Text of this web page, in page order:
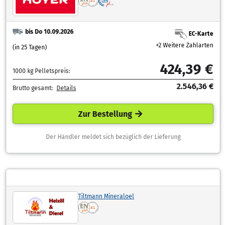
bis Do 10.09.2026
(in 25 Tagen)
EC-Karte
+2 Weitere Zahlarten
1000 kg Pelletspreis: 424,39 €
Brutto gesamt: Details 2.546,36 €
Zur Bestellung
Der Händler meldet sich bezüglich der Lieferung
Tiltmann Mineraloel